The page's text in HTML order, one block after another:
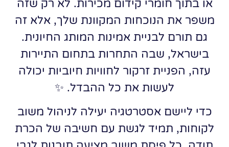
או בתוך חומרי קידום מכירות. לא רק שזה
משפר את הנוכחות המקוונת שלך, אלא זה
גם תורם לבניית אמינות המותג החיונית.
בישראל, שבה התחרות בתחום התיירות
עזה, הפניית זרקור לחוויות חיוביות יכולה
לעשות את כל ההבדל. ✨
כדי ליישם אסטרטגיה יעילה לניהול משוב
לקוחות, תמיד לגשת עם חשיבה של הכרת